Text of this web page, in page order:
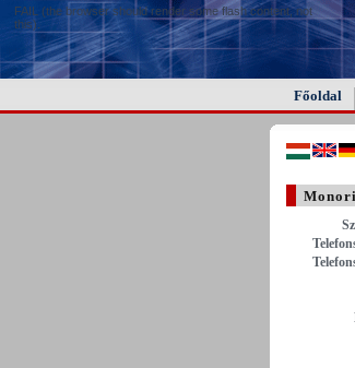
FAIL (the browser should render some flash content, not
this).
Főoldal